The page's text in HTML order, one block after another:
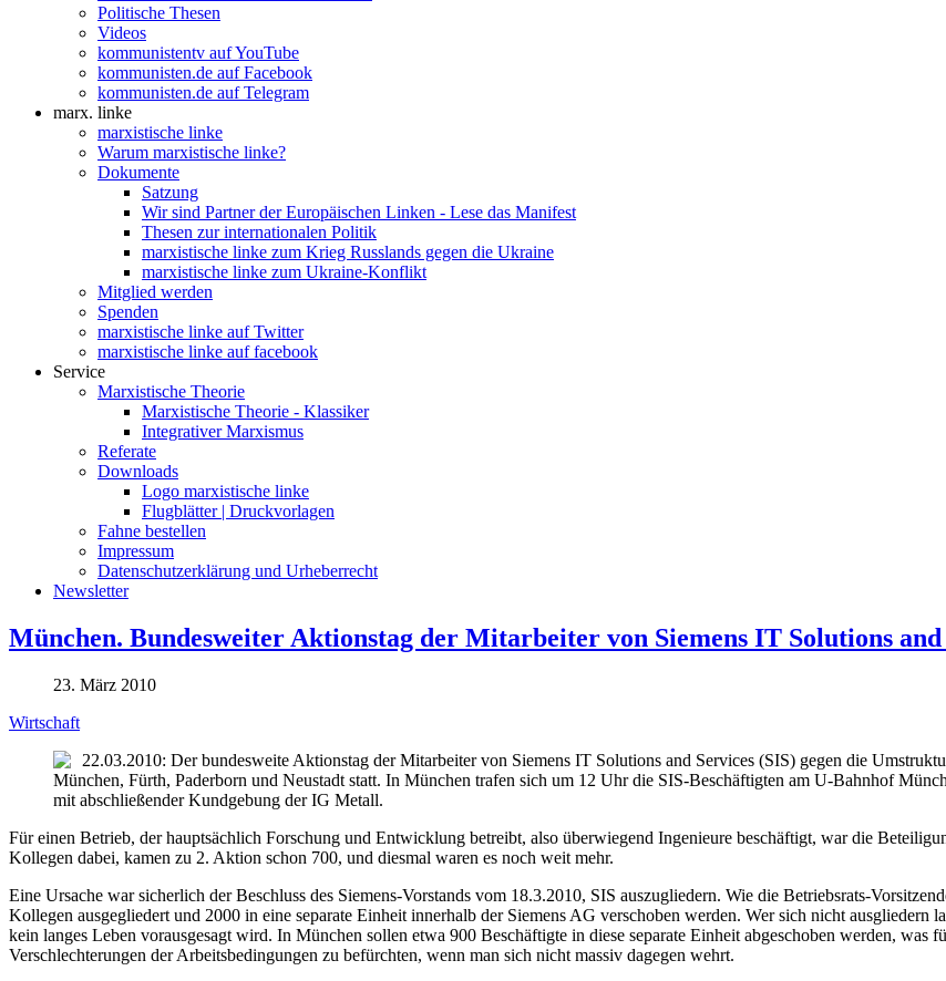
Politische Thesen
Videos
kommunistentv auf YouTube
kommunisten.de auf Facebook
kommunisten.de auf Telegram
marx. linke
marxistische linke
Warum marxistische linke?
Dokumente
Satzung
Wir sind Partner der Europäischen Linken - Lese das Manifest
Thesen zur internationalen Politik
marxistische linke zum Krieg Russlands gegen die Ukraine
marxistische linke zum Ukraine-Konflikt
Mitglied werden
Spenden
marxistische linke auf Twitter
marxistische linke auf facebook
Service
Marxistische Theorie
Marxistische Theorie - Klassiker
Integrativer Marxismus
Referate
Downloads
Logo marxistische linke
Flugblätter | Druckvorlagen
Fahne bestellen
Impressum
Datenschutzerklärung und Urheberrecht
Newsletter
München. Bundesweiter Aktionstag der Mitarbeiter von Siemens IT Solutions and
23. März 2010
Wirtschaft
22.03.2010: Der bundesweite Aktionstag der Mitarbeiter von Siemens IT Solutions and Services (SIS) gegen die
München, Fürth, Paderborn und Neustadt statt. In München trafen sich um 12 Uhr die SIS-Beschäftigten am U-Bahnhof
mit abschließender Kundgebung der IG Metall.
Für einen Betrieb, der hauptsächlich Forschung und Entwicklung betreibt, also überwiegend Ingenieure beschäftigt, war die
Kollegen dabei, kamen zu 2. Aktion schon 700, und diesmal waren es noch weit mehr.
Eine Ursache war sicherlich der Beschluss des Siemens-Vorstands vom 18.3.2010, SIS auszugliedern. Wie die Betriebsrats-
Kollegen ausgegliedert und 2000 in eine separate Einheit innerhalb der Siemens AG verschoben werden. Wer sich nicht ausgliedern
kein langes Leben vorausgesagt wird. In München sollen etwa 900 Beschäftigte in diese separate Einheit abgeschoben werden, was
Verschlechterungen der Arbeitsbedingungen zu befürchten, wenn man sich nicht massiv dagegen wehrt.